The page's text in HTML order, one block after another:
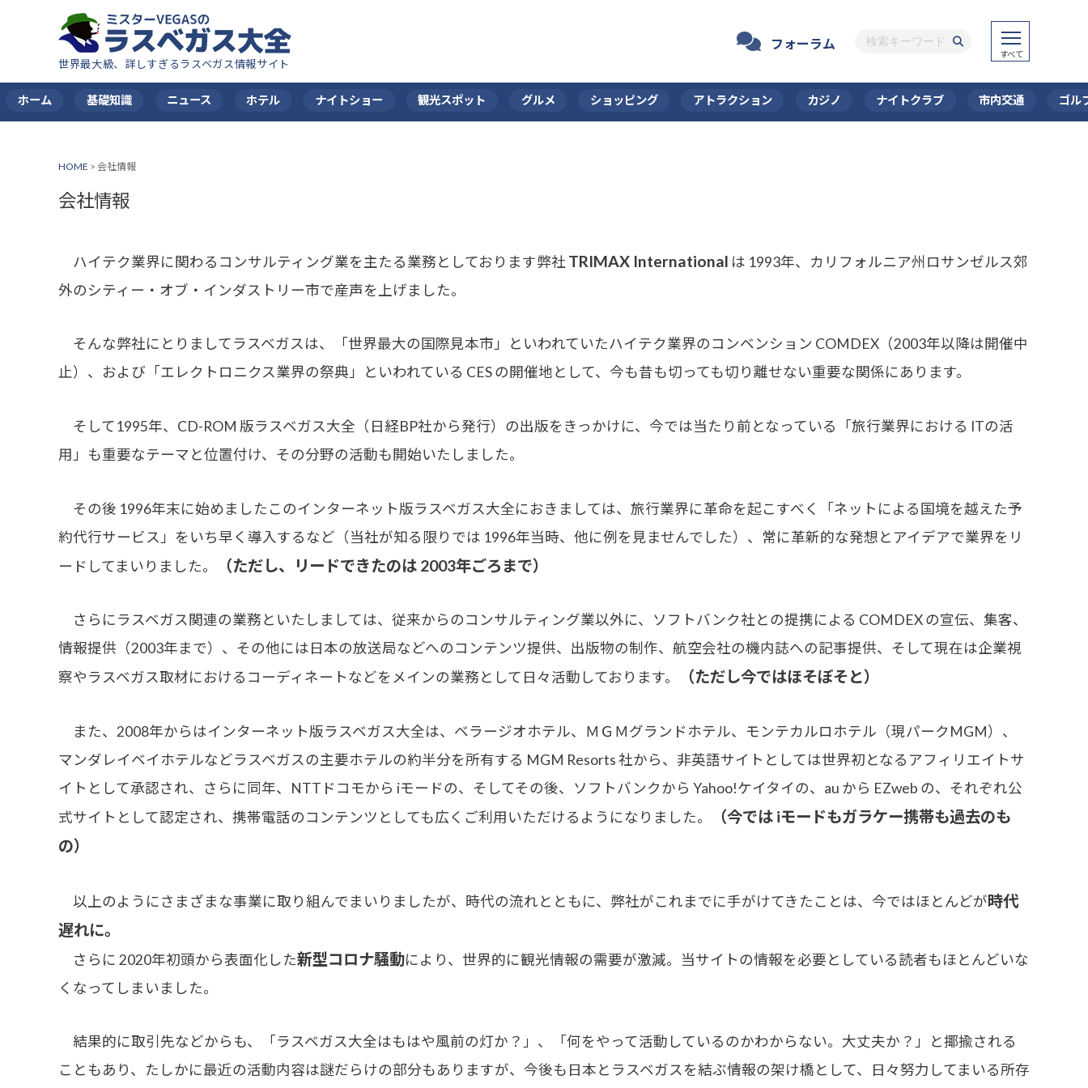
世界最大級、詳しすぎるラスベガス情報サイト
フォーラム
ホーム 基礎知識 ニュース ホテル ナイトショー 観光スポット グルメ ショッピング アトラクション カジノ ナイトクラブ 市内交通 ゴル
HOME > 会社情報
会社情報
ハイテク業界に関わるコンサルティング業を主たる業務としております弊社 TRIMAX International は 1993年、カリフォルニア州ロサンゼルス郊
外のシティー・オブ・インダストリー市で産声を上げました。
そんな弊社にとりましてラスベガスは、「世界最大の国際見本市」といわれていたハイテク業界のコンベンション COMDEX（2003年以降は開催中
止）、および「エレクトロニクス業界の祭典」といわれている CES の開催地として、今も昔も切っても切り離せない重要な関係にあります。
そして1995年、CD-ROM 版ラスベガス大全（日経BP社から発行）の出版をきっかけに、今では当たり前となっている「旅行業界における ITの活
用」も重要なテーマと位置付け、その分野の活動も開始いたしました。
その後 1996年末に始めましたこのインターネット版ラスベガス大全におきましては、旅行業界に革命を起こすべく「ネットによる国境を越えた予
約代行サービス」をいち早く導入するなど（当社が知る限りでは 1996年当時、他に例を見ませんでした）、常に革新的な発想とアイデアで業界をリ
ードしてまいりました。
（ただし、リードできたのは 2003年ごろまで）
さらにラスベガス関連の業務といたしましては、従来からのコンサルティング業以外に、ソフトバンク社との提携による COMDEX の宣伝、集客、
情報提供（2003年まで）、その他には日本の放送局などへのコンテンツ提供、出版物の制作、航空会社の機内誌への記事提供、そして現在は企業視
察やラスベガス取材におけるコーディネートなどをメインの業務として日々活動しております。
（ただし今ではほそぼそと）
また、2008年からはインターネット版ラスベガス大全は、ベラージオホテル、ＭＧＭグランドホテル、モンテカルロホテル（現パークMGM）、
マンダレイベイホテルなどラスベガスの主要ホテルの約半分を所有する MGM Resorts 社から、非英語サイトとしては世界初となるアフィリエイトサ
イトとして承認され、さらに同年、NTTドコモから iモードの、そしてその後、ソフトバンクから Yahoo!ケイタイの、au から EZweb の、それぞれ公
式サイトとして認定され、携帯電話のコンテンツとしても広くご利用いただけるようになりました。
（今では iモードもガラケー携帯も過去のも
の）
以上のようにさまざまな事業に取り組んでまいりましたが、時代の流れとともに、弊社がこれまでに手がけてきたことは、今ではほとんどが時代
遅れに。
さらに 2020年初頭から表面化した新型コロナ騒動により、世界的に観光情報の需要が激減。当サイトの情報を必要としている読者もほとんどいな
くなってしまいました。
結果的に取引先などからも、「ラスベガス大全はもはや風前の灯か？」、「何をやって活動しているのかわからない。大丈夫か？」と揶揄される
こともあり、たしかに最近の活動内容は謎だらけの部分もありますが、今後も日本とラスベガスを結ぶ情報の架け橋として、日々努力してまいる所存